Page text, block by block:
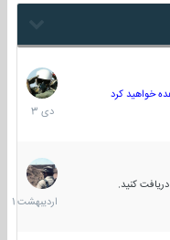
کرد
22
دی
1403
کنید.
30
1401